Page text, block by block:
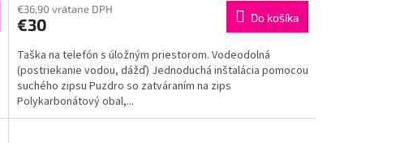
produktu
je
z
5
hviezdičiek.
€36,90 vrátane DPH
€30 Do košíka
Taška na telefón s úložným priestorom. Vodeodolná
(postriekanie vodou, dážď) Jednoduchá inštalácia pomocou
suchého zipsu Puzdro so zatváraním na zips
Polykarbonátový obal,...